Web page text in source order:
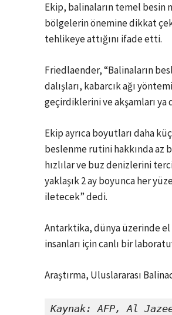
Ekip, balinaların temel besin
bölgelerin önemine dikkat
tehlikeye attığını ifade etti.
Friedlaender, “Balinaların
dalışları, kabarcık ağı
geçirdiklerini ve akşamları
Ekip ayrıca boyutları daha
beslenme rutini hakkında az
hızlılar ve buz denizlerini
yaklaşık 2 ay boyunca her
iletecek” dedi.
Antarktika, dünya üzerinde el
insanları için canlı bir
Araştırma, Uluslararası
Kaynak: AFP, Al